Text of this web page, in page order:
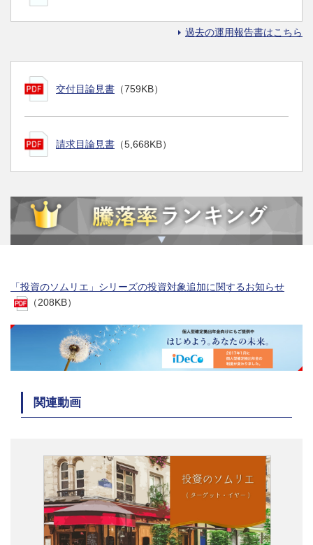
過去の運用報告書はこちら
交付目論見書 （759KB）
請求目論見書 （5,668KB）
「投資のソムリエ」シリーズの投資対象追加に関するお知らせ
（208KB）
関連動画